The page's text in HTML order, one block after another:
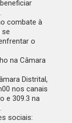
combate à
se
o
na Câmara
Distrital,
nos canais
e 309.3 na
sociais: